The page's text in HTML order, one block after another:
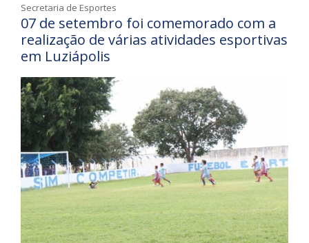
Secretaria de Esportes
07 de setembro foi comemorado com a
realização de várias atividades esportivas
em Luziápolis